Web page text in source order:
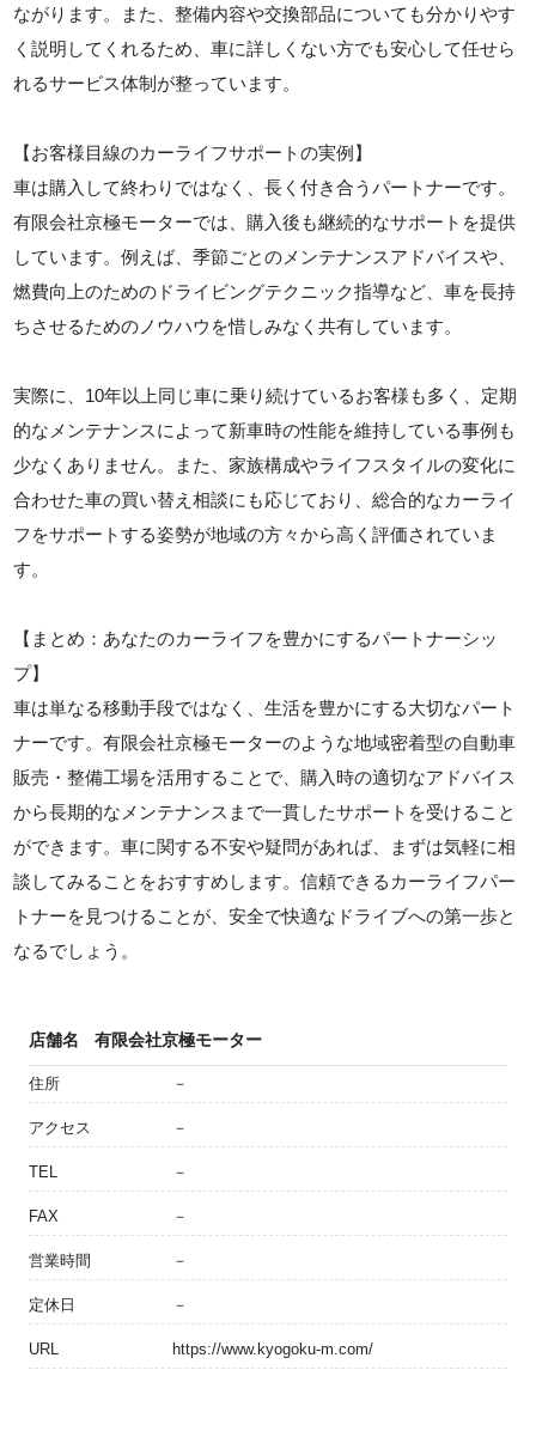
ながります。また、整備内容や交換部品についても分かりやす
く説明してくれるため、車に詳しくない方でも安心して任せら
れるサービス体制が整っています。
【お客様目線のカーライフサポートの実例】
車は購入して終わりではなく、長く付き合うパートナーです。
有限会社京極モーターでは、購入後も継続的なサポートを提供
しています。例えば、季節ごとのメンテナンスアドバイスや、
燃費向上のためのドライビングテクニック指導など、車を長持
ちさせるためのノウハウを惜しみなく共有しています。
実際に、10年以上同じ車に乗り続けているお客様も多く、定期
的なメンテナンスによって新車時の性能を維持している事例も
少なくありません。また、家族構成やライフスタイルの変化に
合わせた車の買い替え相談にも応じており、総合的なカーライ
フをサポートする姿勢が地域の方々から高く評価されていま
す。
【まとめ：あなたのカーライフを豊かにするパートナーシッ
プ】
車は単なる移動手段ではなく、生活を豊かにする大切なパート
ナーです。有限会社京極モーターのような地域密着型の自動車
販売・整備工場を活用することで、購入時の適切なアドバイス
から長期的なメンテナンスまで一貫したサポートを受けること
ができます。車に関する不安や疑問があれば、まずは気軽に相
談してみることをおすすめします。信頼できるカーライフパー
トナーを見つけることが、安全で快適なドライブへの第一歩と
なるでしょう。
店舗名 有限会社京極モーター
住所 －
アクセス －
TEL －
FAX －
営業時間 －
定休日 －
URL https://www.kyogoku-m.com/